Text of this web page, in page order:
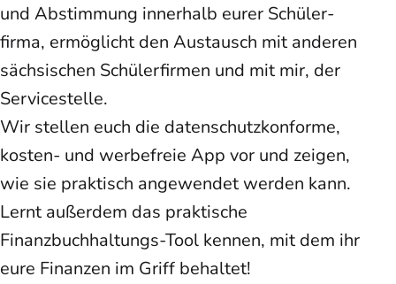
und Abstimmung innerhalb eurer Schüler­
firma, ermöglicht den Austausch mit anderen
sächsischen Schüler­firmen und mit mir, der
Servicestelle.
Wir stellen euch die datenschutzkonforme,
kosten- und werbefreie App vor und zeigen,
wie sie praktisch angewendet werden kann.
Lernt außerdem das praktische
Finanzbuchhaltungs-Tool kennen, mit dem ihr
eure Finanzen im Griff behaltet!